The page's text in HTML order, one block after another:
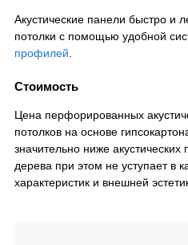
Акустические панели быстро и
потолки с помощью удобной
профилей
Стоимость
Цена перфорированных
потолков на основе
значительно ниже акустических
дерева при этом не уступает в
характеристик и внешней